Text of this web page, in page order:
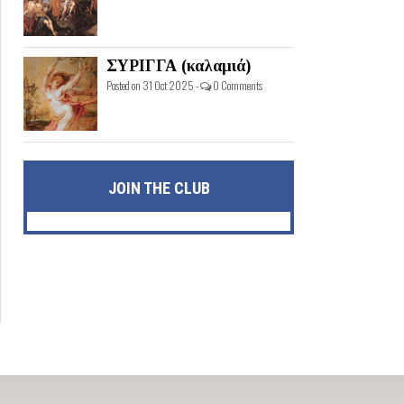
ΣΥΡΙΓΓΑ (καλαμιά)
Posted on 31 Oct 2025 - 0 Comments
JOIN THE CLUB